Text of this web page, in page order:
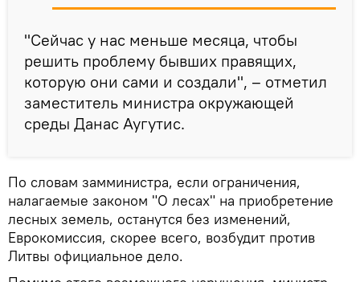
"Сейчас у нас меньше месяца, чтобы
решить проблему бывших правящих,
которую они сами и создали", – отметил
заместитель министра окружающей
среды Данас Аугутис.
По словам замминистра, если ограничения,
налагаемые законом "О лесах" на приобретение
лесных земель, останутся без изменений,
Еврокомиссия, скорее всего, возбудит против
Литвы официальное дело.